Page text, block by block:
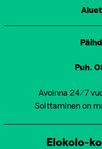
Puh.
Avoinna 24/7
Soittaminen on
Elokolo-